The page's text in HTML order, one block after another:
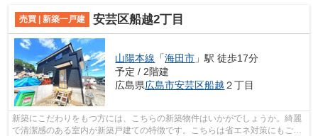
売買 | 新築一戸建 安芸区船越2丁目
山陽本線 「海田市 」駅 徒歩17分
予定 / 2階建
広島県広島市安芸区船越 ２丁目
新築にこだわりをもつ方には、こちらの新築物件はいかがでしょうか。綺麗
で清潔感のある室内が新築戸建ての特徴です。こちらは省エネ対策にもご利